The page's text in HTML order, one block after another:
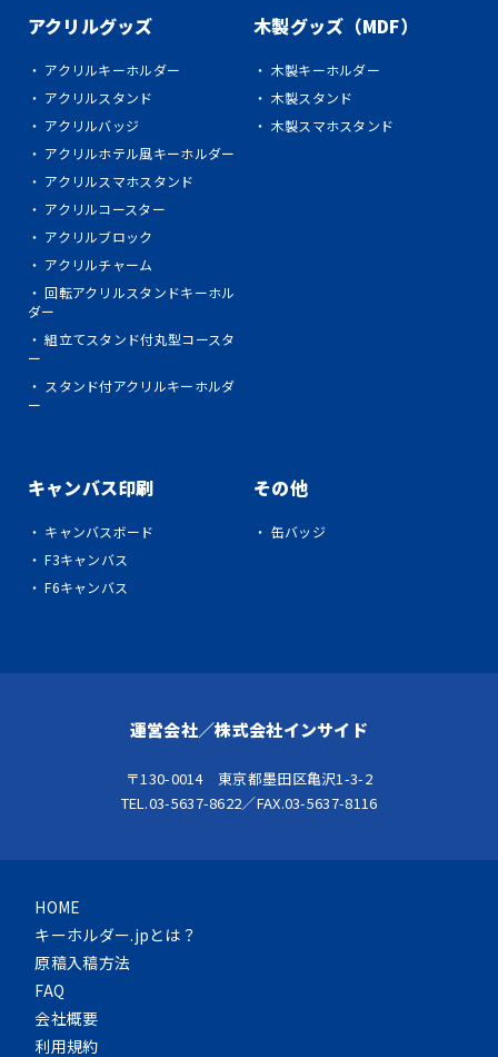
アクリルグッズ
・ アクリルキーホルダー
・ アクリルスタンド
・ アクリルバッジ
・ アクリルホテル風キーホルダー
・ アクリルスマホスタンド
・ アクリルコースター
・ アクリルブロック
・ アクリルチャーム
・ 回転アクリルスタンドキーホル
ダー
・ 組立てスタンド付丸型コースタ
ー
・ スタンド付アクリルキーホルダ
ー
木製グッズ（MDF）
・ 木製キーホルダー
・ 木製スタンド
・ 木製スマホスタンド
キャンバス印刷
・ キャンバスボード
・ F3キャンバス
・ F6キャンバス
その他
・ 缶バッジ
運営会社／株式会社インサイド
〒130-0014 東京都墨田区亀沢1-3-2
TEL.03-5637-8622／FAX.03-5637-8116
HOME
キーホルダー.jpとは？
原稿入稿方法
FAQ
会社概要
利用規約